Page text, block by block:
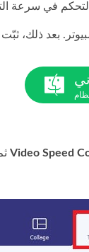
Video Speed